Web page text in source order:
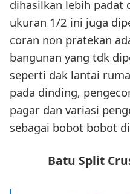
dihasilkan lebih padat
ukuran 1/2 ini juga
coran non pratekan
bangunan yang tdk
seperti dak lantai
pada dinding,
pagar dan variasi
sebagai bobot bobot
Batu Split